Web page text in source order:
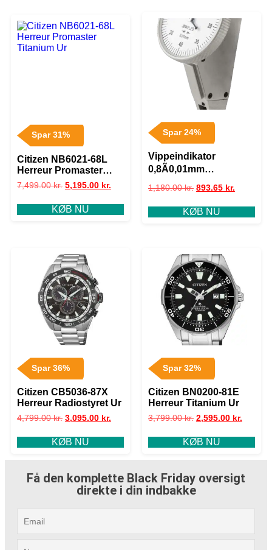
Spar 31%
Citizen NB6021-68L
Herreur Promaster
Titanium Ur
7,499.00kr. 5,195.00 kr.
KØB NU
Spar 24%
Vippeindikator
0,8Ã0,01mm
m/skråstillet ø32mm ur
1,180.00kr. 893.65 kr.
KØB NU
Spar 36%
Citizen CB5036-87X
Herreur Radiostyret Ur
4,799.00kr. 3,095.00 kr.
KØB NU
Spar 32%
Citizen BN0200-81E
Herreur Titanium Ur
3,799.00kr. 2,595.00 kr.
KØB NU
Få den komplette Black Friday oversigt
direkte i din indbakke